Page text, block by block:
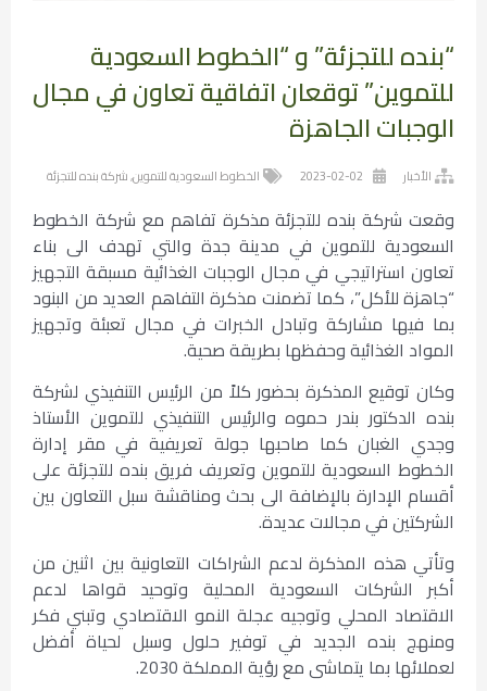
“بنده للتجزئة” و “الخطوط السعودية
للتموين” توقعان اتفاقية تعاون في مجال
الوجبات الجاهزة
الأخبار 2023-02-02 الخطوط السعودية للتموين,شركة بنده للتجزئة
وقعت شركة بنده للتجزئة مذكرة تفاهم مع شركة الخطوط
السعودية للتموين في مدينة جدة والتي تهدف الى بناء
تعاون استراتيجي في مجال الوجبات الغذائية مسبقة التجهيز
“جاهزة للأكل”، كما تضمنت مذكرة التفاهم العديد من البنود
بما فيها مشاركة وتبادل الخبرات في مجال تعبئة وتجهيز
المواد الغذائية وحفظها بطريقة صحية.
وكان توقيع المذكرة بحضور كلاً من الرئيس التنفيذي لشركة
بنده الدكتور بندر حموه والرئيس التنفيذي للتموين الأستاذ
وجدي الغبان كما صاحبها جولة تعريفية في مقر إدارة
الخطوط السعودية للتموين وتعريف فريق بنده للتجزئة على
أقسام الإدارة بالإضافة الى بحث ومناقشة سبل التعاون بين
الشركتين في مجالات عديدة.
وتأتي هذه المذكرة لدعم الشراكات التعاونية بين اثنين من
أكبر الشركات السعودية المحلية وتوحيد قواها لدعم
الاقتصاد المحلي وتوجيه عجلة النمو الاقتصادي وتبني فكر
ومنهج بنده الجديد في توفير حلول وسبل لحياة أفضل
لعملائها بما يتماشى مع رؤية المملكة 2030.